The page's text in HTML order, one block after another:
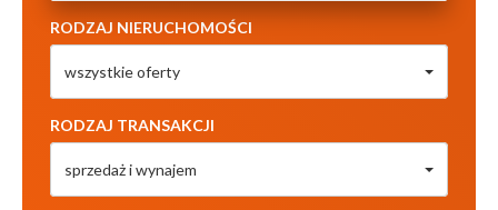
RODZAJ NIERUCHOMOŚCI
wszystkie oferty
RODZAJ TRANSAKCJI
sprzedaż i wynajem